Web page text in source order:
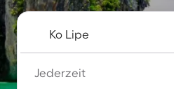
Jederzeit